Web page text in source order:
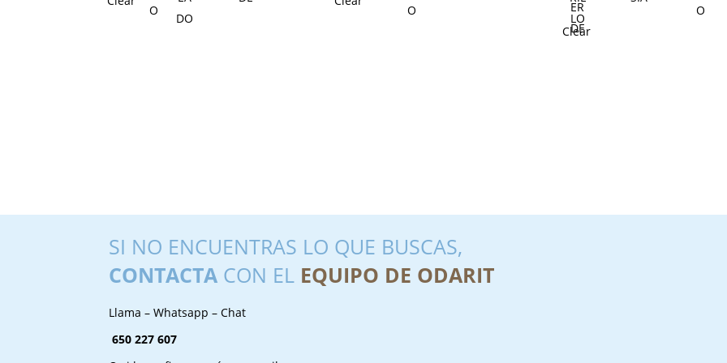
Clear
SI NO ENCUENTRAS LO QUE BUSCAS,
CONTACTA CON EL EQUIPO DE ODARIT
Llama – Whatsapp – Chat
650 227 607